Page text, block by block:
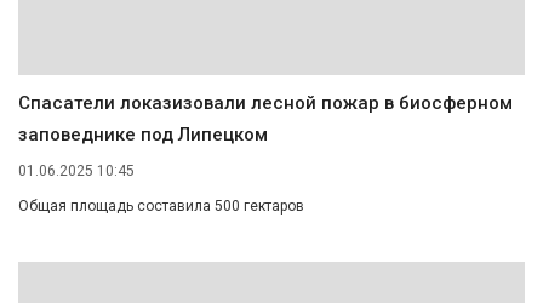
Спасатели локазизовали лесной пожар в биосферном
заповеднике под Липецком
01.06.2025 10:45
Общая площадь составила 500 гектаров